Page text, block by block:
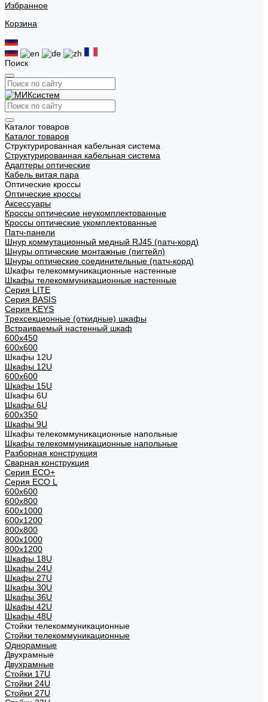
Избранное
Корзина
Поиск
Каталог товаров
Каталог товаров
Структурированная кабельная система
Структурированная кабельная система
Адаптеры оптические
Кабель витая пара
Оптические кроссы
Оптические кроссы
Аксессуары
Кроссы оптические неукомплектованные
Кроссы оптические укомплектованные
Патч-панели
Шнур коммутационный медный RJ45 (патч-корд)
Шнуры оптические монтажные (пигтейл)
Шнуры оптические соединительные (патч-корд)
Шкафы телекоммуникационные настенные
Шкафы телекоммуникационные настенные
Cерия LITE
Cерия BASIS
Cерия KEYS
Трехсекционные (откидные) шкафы
Встраиваемый настенный шкаф
600x450
600x600
Шкафы 12U
Шкафы 12U
600x600
Шкафы 15U
Шкафы 6U
Шкафы 6U
600x350
Шкафы 9U
Шкафы телекоммуникационные напольные
Шкафы телекоммуникационные напольные
Разборная конструкция
Сварная конструкция
Серия ECO+
Серия ECO L
600x600
600x800
600х1000
600х1200
800x800
800х1000
800х1200
Шкафы 18U
Шкафы 24U
Шкафы 27U
Шкафы 30U
Шкафы 36U
Шкафы 42U
Шкафы 48U
Стойки телекоммуникационные
Стойки телекоммуникационные
Однорамные
Двухрамные
Двухрамные
Стойки 17U
Стойки 24U
Стойки 27U